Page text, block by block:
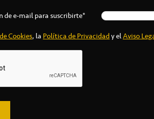
de e-mail para suscribirte*
Cookies, laPolítica de Privacidady elAviso